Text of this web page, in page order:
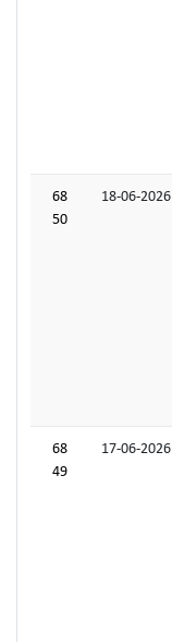
68
50
18-06-2026
68
49
17-06-2026